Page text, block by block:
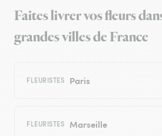
Faites livrer vos fleurs
grandes villes de France
FLEURISTES Paris
FLEURISTES Marseille